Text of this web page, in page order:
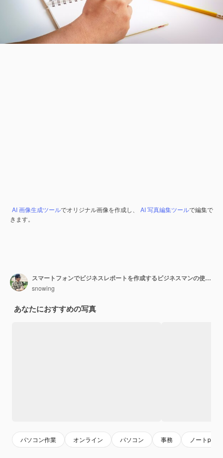
AI 画像生成ツールでオリジナル画像を作成し、 AI 写真編集ツールで編集で
きます。
スマートフォンでビジネスレポートを作成するビジネスマンの使用。選択的フォーカスとソフトフレアフィルター
snowing
あなたにおすすめの写真
パソコン作業 オンライン パソコン 事務 ノートpc